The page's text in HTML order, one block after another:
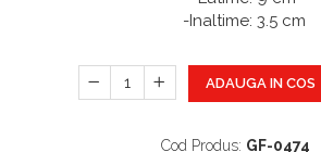
Atomizatoare
-Inaltime: 3.5 cm
ADAUGA IN COS
Cod Produs: GF-0474